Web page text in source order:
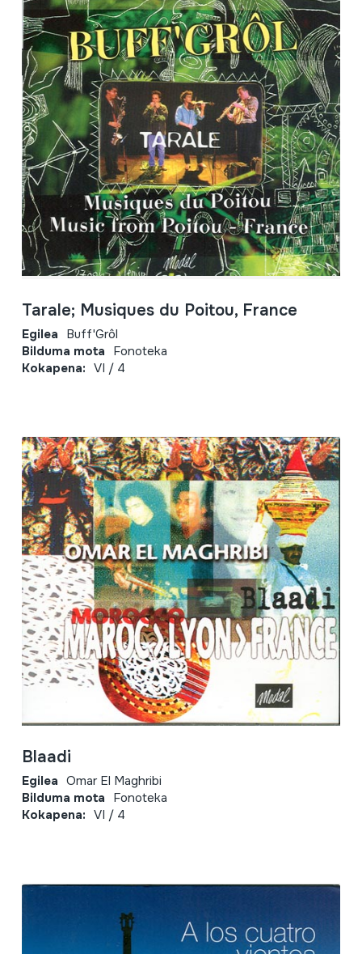
Tarale; Musiques du Poitou, France
Egilea Buff'Grôl
Bilduma mota Fonoteka
Kokapena: VI / 4
Blaadi
Egilea Omar El Maghribi
Bilduma mota Fonoteka
Kokapena: VI / 4